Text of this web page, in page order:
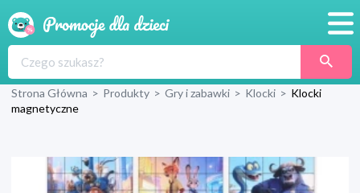
Produkty
Blog
Strona Główna > Produkty > Gry i zabawki > Klocki > Klocki
magnetyczne